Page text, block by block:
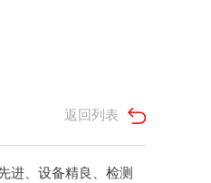
返回列表
进、设备精良、检测